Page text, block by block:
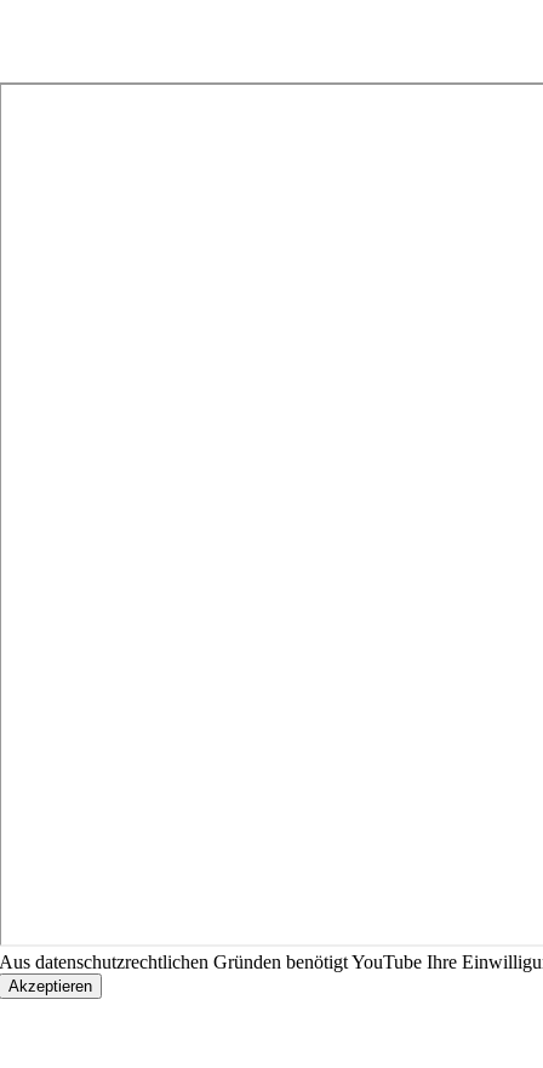
Aus datenschutzrechtlichen Gründen benötigt YouTube Ihre
Akzeptieren